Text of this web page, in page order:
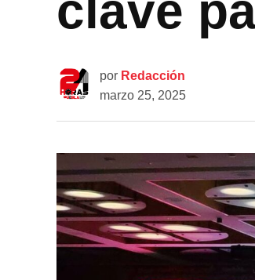
por Redacción
marzo 25, 2025